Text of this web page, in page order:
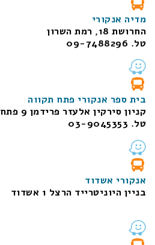
מדיה אנקורי
החרושת 18, רמת השרון
טל. 09-7488296
בית ספר אנקורי פתח תקווה
קניון סירקין אלעזר פרידמן 9 פתח תקווה
טל. 03-9045353
אנקורי אשדוד
בניין היוניטרייד הרצל 1 אשדוד